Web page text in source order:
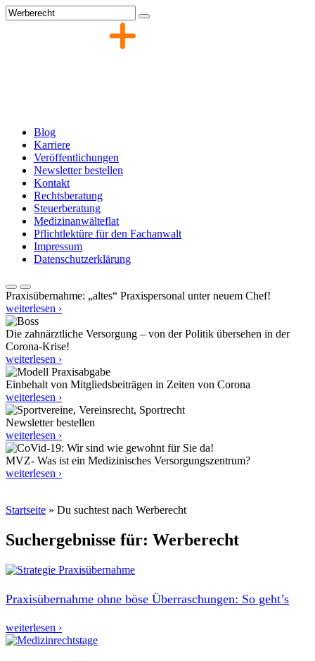
Zum
Inhalt
Blog
Karriere
Veröffentlichungen
Newsletter bestellen
Kontakt
Rechtsberatung
Steuerberatung
Medizinanwälteflat
Pflichtlektüre für den Fachanwalt
Impressum
Datenschutzerklärung
Praxisübernahme: „altes“ Praxispersonal unter neuem Chef!
weiterlesen ›
Die zahnärztliche Versorgung – von der Politik übersehen in der
Corona-Krise!
weiterlesen ›
Einbehalt von Mitgliedsbeiträgen in Zeiten von Corona
weiterlesen ›
Newsletter bestellen
weiterlesen ›
MVZ- Was ist ein Medizinisches Versorgungszentrum?
weiterlesen ›
Startseite » Du suchtest nach Werberecht
Suchergebnisse für: Werberecht
Praxisübernahme ohne böse Überraschungen: So geht’s
weiterlesen ›